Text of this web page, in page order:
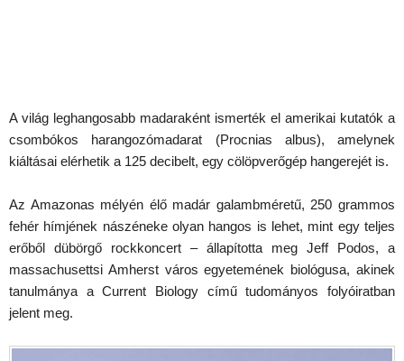
A világ leghangosabb madaraként ismerték el amerikai kutatók a
csombókos harangozómadarat (Procnias albus), amelynek
kiáltásai elérhetik a 125 decibelt, egy cölöpverőgép hangerejét is.
Az Amazonas mélyén élő madár galambméretű, 250 grammos
fehér hímjének nászéneke olyan hangos is lehet, mint egy teljes
erőből dübörgő rockkoncert – állapította meg Jeff Podos, a
massachusettsi Amherst város egyetemének biológusa, akinek
tanulmánya a Current Biology című tudományos folyóiratban
jelent meg.